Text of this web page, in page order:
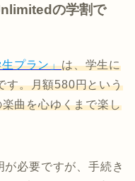
の学割で
プラン」は、学生に
す。月額580円という
曲を心ゆくまで楽し
必要ですが、手続き